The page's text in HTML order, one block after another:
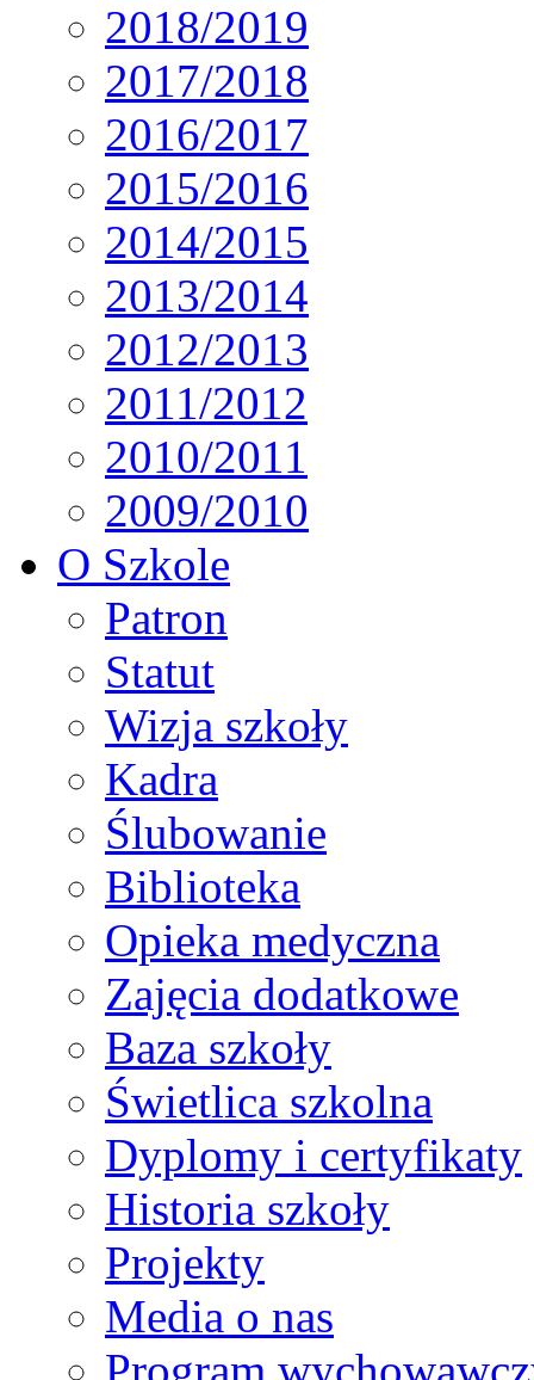
2018/2019
2017/2018
2016/2017
2015/2016
2014/2015
2013/2014
2012/2013
2011/2012
2010/2011
2009/2010
O Szkole
Patron
Statut
Wizja szkoły
Kadra
Ślubowanie
Biblioteka
Opieka medyczna
Zajęcia dodatkowe
Baza szkoły
Świetlica szkolna
Dyplomy i certyfikaty
Historia szkoły
Projekty
Media o nas